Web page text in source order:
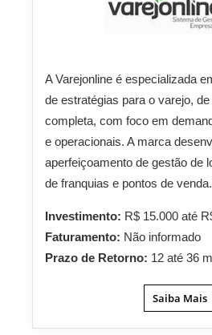
A Varejonline é especializada
de estratégias para o varejo,
completa, com foco em
e operacionais. A marca
aperfeiçoamento de gestão de
de franquias e pontos de venda.
Investimento: R$ 15.000 até
Faturamento: Não informado
Prazo de Retorno: 12 até 36
Saiba Mais